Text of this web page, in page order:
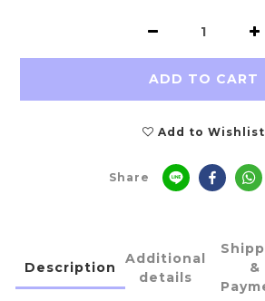
ADD TO CART
Add to Wishlist
Share
Description
Additional
details
&